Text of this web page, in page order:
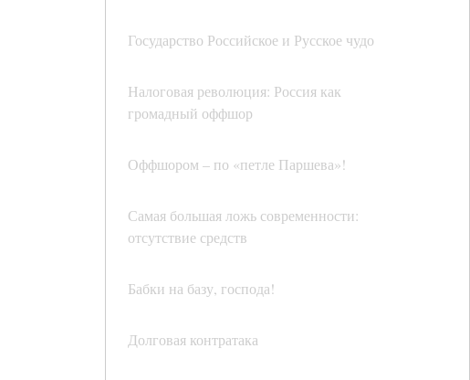
Государство Российское и Русское чудо
Налоговая революция: Россия как
громадный оффшор
Оффшором – по «петле Паршева»!
Самая большая ложь современности:
отсутствие средств
Бабки на базу, господа!
Долговая контратака